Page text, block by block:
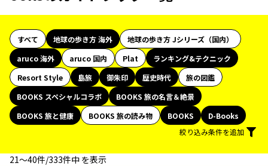
すべて 地球の歩き方 海外
地球の歩き方 Jシリーズ（国内）
aruco 海外
aruco 国内 Plat
ランキング&テクニック
Resort Style
島旅 御朱印 歴史時代
旅の図鑑
BOOKS スペシャルコラボ
BOOKS 旅の名言＆絶景
BOOKS 旅と健康
BOOKS 旅の読み物 BOOKS
D-Books
絞り込み条件を追加
21〜40件/333件中 を表示